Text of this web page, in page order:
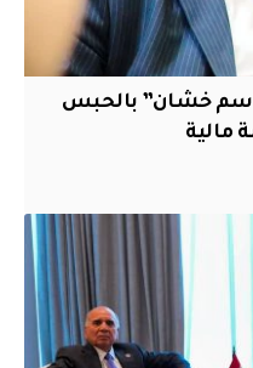
خشان” بالحبس
مالية